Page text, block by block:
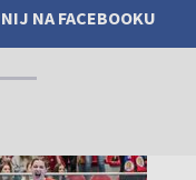
NA FACEBOOKU